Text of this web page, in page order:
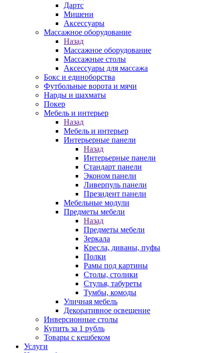
Дартс
Мишени
Аксессуары
Массажное оборудование
Назад
Массажное оборудование
Массажные столы
Аксессуары для массажа
Бокс и единоборства
Футбольные ворота и мячи
Нарды и шахматы
Покер
Мебель и интерьер
Назад
Мебель и интерьер
Интерьерные панели
Назад
Интерьерные панели
Стандарт панели
Эконом панели
Ливерпуль панели
Президент панели
Мебельные модули
Предметы мебели
Назад
Предметы мебели
Зеркала
Кресла, диваны, пуфы
Полки
Рамы под картины
Столы, столики
Стулья, табуреты
Тумбы, комоды
Уличная мебель
Декоративное освещение
Инверсионные столы
Купить за 1 рубль
Товары с кешбеком
Услуги